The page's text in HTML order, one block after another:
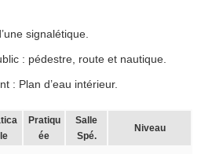
signalétique.
: pédestre, route et nautique.
: Plan d’eau intérieur.
Pratiqu
ée
Salle
Spé.
Niveau